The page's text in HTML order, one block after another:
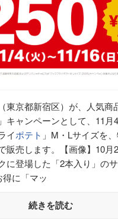
（東京都新宿区）が、人気商
キャンペーンとして、11月
イポテト 」M・Lサイズを
販売します。【画像】10
に登場した「2本入り」の
に「マッ
続きを読む